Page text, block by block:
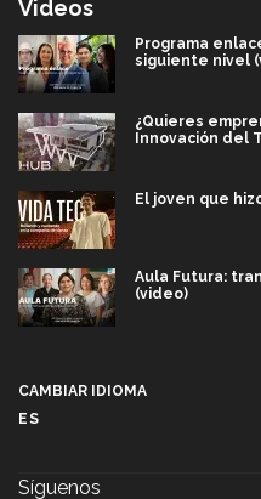
Videos
Programa
siguiente nivel
¿Quieres
Innovación del
El joven que
Aula Futura:
(video)
CAMBIAR IDIOMA
ES
Síguenos